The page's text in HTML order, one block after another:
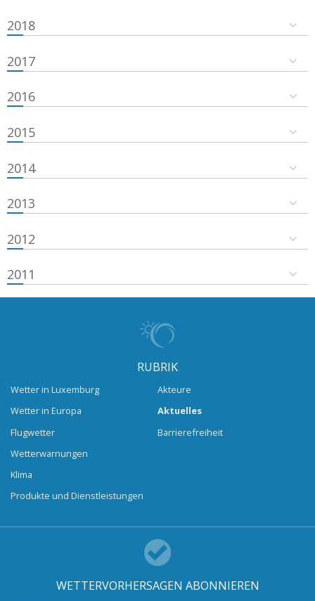
2018
2017
2016
2015
2014
2013
2012
2011
RUBRIK
Wetter in Luxemburg
Wetter in Europa
Flugwetter
Wetterwarnungen
Klima
Produkte und Dienstleistungen
Akteure
Aktuelles
Barrierefreiheit
WETTERVORHERSAGEN ABONNIEREN